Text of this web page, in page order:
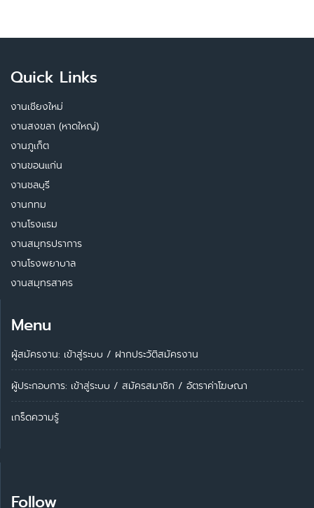
Quick Links
งานเชียงใหม่
งานสงขลา (หาดใหญ่)
งานภูเก็ต
งานขอนแก่น
งานชลบุรี
งานกทม
งานโรงแรม
งานสมุทรปราการ
งานโรงพยาบาล
งานสมุทรสาคร
Menu
ผู้สมัครงาน: เข้าสู่ระบบ / ฝากประวัติสมัครงาน
ผู้ประกอบการ: เข้าสู่ระบบ / สมัครสมาชิก / อัตราค่าโฆษณา
เกร็ดความรู้
Follow